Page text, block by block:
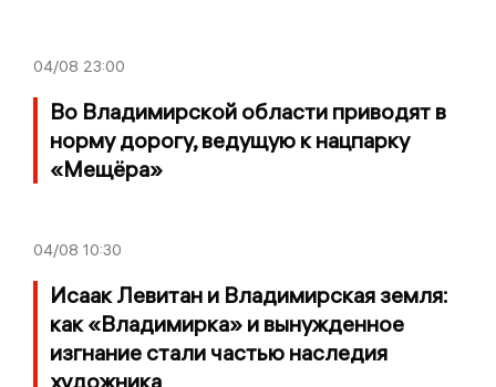
04/08 23:00
Во Владимирской области приводят в
норму дорогу, ведущую к нацпарку
«Мещёра»
04/08 10:30
Исаак Левитан и Владимирская земля:
как «Владимирка» и вынужденное
изгнание стали частью наследия
художника